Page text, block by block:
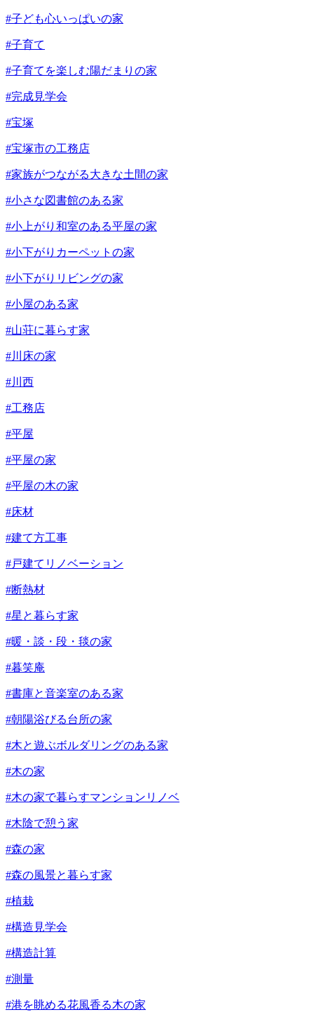
#子ども心いっぱいの家
#子育て
#子育てを楽しむ陽だまりの家
#完成見学会
#宝塚
#宝塚市の工務店
#家族がつながる大きな土間の家
#小さな図書館のある家
#小上がり和室のある平屋の家
#小下がりカーペットの家
#小下がりリビングの家
#小屋のある家
#山荘に暮らす家
#川床の家
#川西
#工務店
#平屋
#平屋の家
#平屋の木の家
#床材
#建て方工事
#戸建てリノベーション
#断熱材
#星と暮らす家
#暖・談・段・毯の家
#暮笑庵
#書庫と音楽室のある家
#朝陽浴びる台所の家
#木と遊ぶボルダリングのある家
#木の家
#木の家で暮らすマンションリノベ
#木陰で憩う家
#森の家
#森の風景と暮らす家
#植栽
#構造見学会
#構造計算
#測量
#港を眺める花風香る木の家